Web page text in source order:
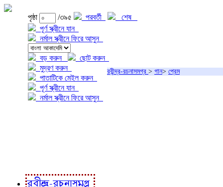
পৃষ্ঠা /৩৯৫ পরবর্তী
শেষ
পূর্ণ স্ক্রীনে যান
নর্মাল স্ক্রীনে ফিরে আসুন
বড় করুন
ছোট করুন
মুদ্রণ করুন
পাতাটিকে মেইল করুন
পূর্ণ স্ক্রীনে যান
নর্মাল স্ক্রীনে ফিরে আসুন
রবীন্দ্র-রচনাসমগ্র > গান> প্রেম
রবীন্দ্র-রচনাসমগ্র